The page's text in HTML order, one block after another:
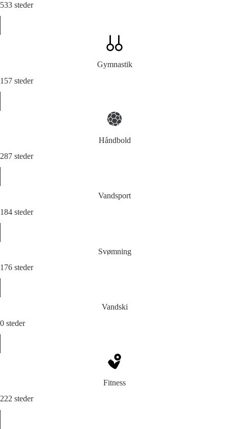
533 steder
Gymnastik
157 steder
Håndbold
287 steder
Vandsport
184 steder
Svømning
176 steder
Vandski
0 steder
Fitness
222 steder